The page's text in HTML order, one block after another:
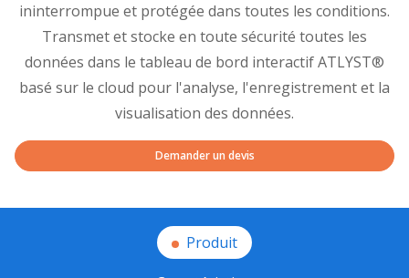
ininterrompue et protégée dans toutes les conditions.
Transmet et stocke en toute sécurité toutes les
données dans le tableau de bord interactif ATLYST®
basé sur le cloud pour l'analyse, l'enregistrement et la
visualisation des données.
Demander un devis
Produit